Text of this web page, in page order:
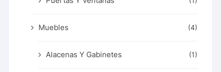
Muebles (4)
Alacenas Y Gabinetes (1)